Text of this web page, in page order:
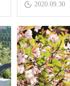
区清扫垃圾，
2020.09.30